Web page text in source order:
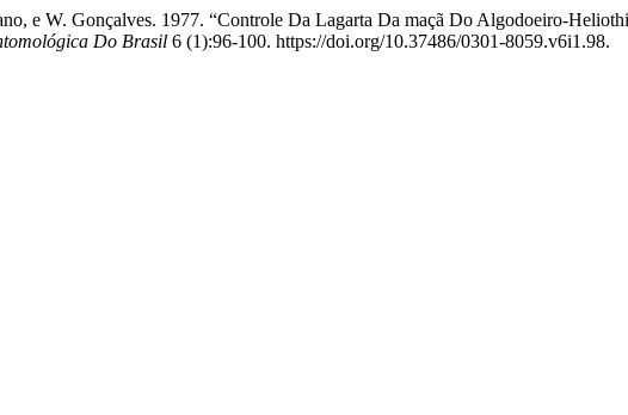
e W. Gonçalves. 1977. “Controle Da Lagarta Da maçã Do Algodoeiro-
Do Brasil 6 (1):96-100. https://doi.org/10.37486/0301-8059.v6i1.98.